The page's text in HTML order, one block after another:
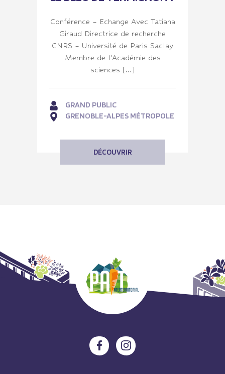
Conférence – Echange Avec Tatiana
Giraud Directrice de recherche
CNRS – Université de Paris Saclay
Membre de l’Académie des
sciences […]
GRAND PUBLIC
GRENOBLE-ALPES MÉTROPOLE
DÉCOUVRIR